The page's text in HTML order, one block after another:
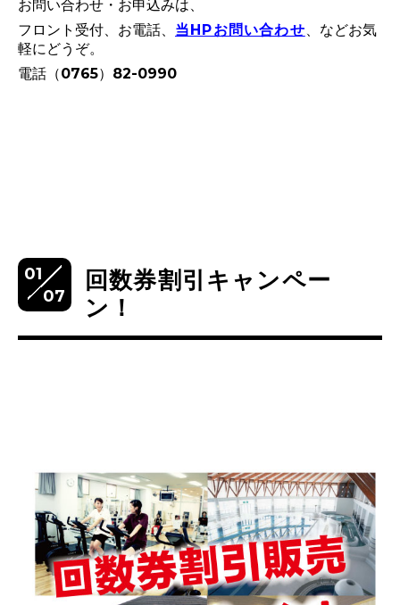
お問い合わせ・お申込みは、
フロント受付、お電話、 当HPお問い合わせ、などお気
軽にどうぞ。
電話（0765）82-0990
01
07
回数券割引キャンペー
ン！